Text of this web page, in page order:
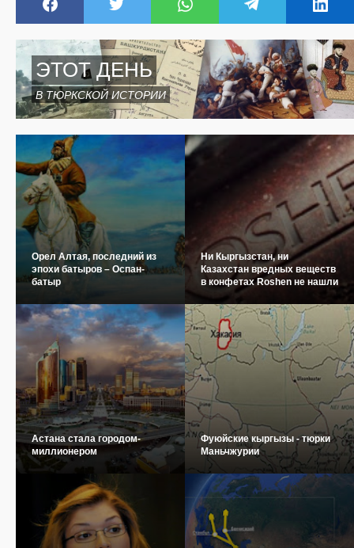
ЭТОТ ДЕНЬ
В ТЮРКСКОЙ ИСТОРИИ
Орел Алтая, последний из
эпохи батыров – Оспан-
батыр
Ни Кыргызстан, ни
Казахстан вредных веществ
в конфетах Roshen не нашли
Астана стала городом-
миллионером
Фуюйские кыргызы - тюрки
Маньчжурии